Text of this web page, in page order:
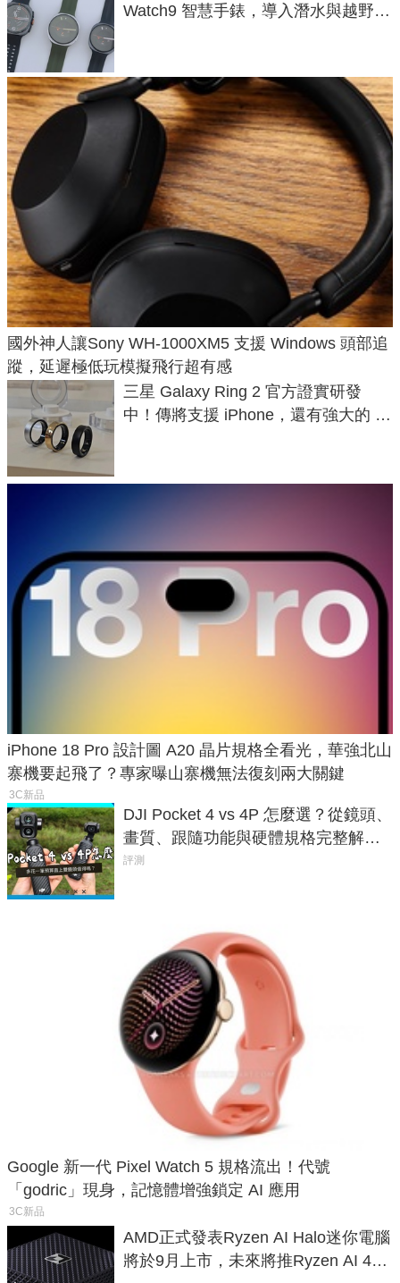
Watch9 智慧手錶，導入潛水與越野跑
國外神人讓Sony WH-1000XM5 支援 Windows 頭部追
蹤，延遲極低玩模擬飛行超有感
三星 Galaxy Ring 2 官方證實研發
中！傳將支援 iPhone，還有強大的 AI
iPhone 18 Pro 設計圖 A20 晶片規格全看光，華強北山
寨機要起飛了？專家曝山寨機無法復刻兩大關鍵
3C新品
DJI Pocket 4 vs 4P 怎麼選？從鏡頭、
畫質、跟隨功能與硬體規格完整解
析，一次看懂兩台差異
評測
Google 新一代 Pixel Watch 5 規格流出！代號
「godric」現身，記憶體增強鎖定 AI 應用
3C新品
AMD正式發表Ryzen AI Halo迷你電腦
將於9月上市，未來將推Ryzen AI 400